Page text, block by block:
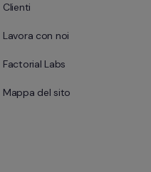
Clienti
Lavora con noi
Factorial Labs
Mappa del sito